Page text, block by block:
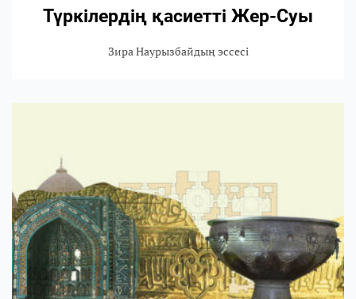
Түркілердің қасиетті Жер-Суы
Зира Наурызбайдың эссесі